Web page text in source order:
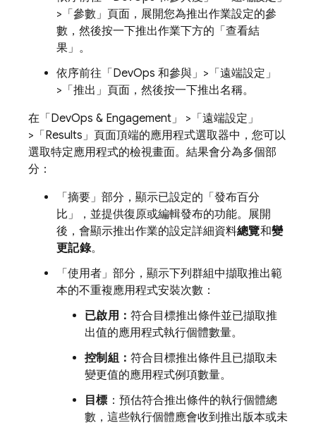
>「參數」 頁面，展開您為推出作業設定的參
數，然後按一下推出作業下方的「查看結
果」 。
依序前往「DevOps 和參與」 >「遠端設定」
>「推出」 頁面，然後按一下推出名稱。
在「DevOps & Engagement」
>「遠端設定」
>「Results」 頁面頂端的應用程式選取器中，您可以
選取特定應用程式的檢視畫面。結果會分為多個部
分：
「摘要」 部分，顯示已設定的「發布百分
比」
，並提供復原或編輯發布的功能。展開
後，會顯示推出作業的設定詳細資料總覽和變
更記錄。
「使用者」 部分，顯示下列群組中擷取推出範
本的不重複應用程式安裝次數：
已啟用： 符合目標推出條件並已擷取推
出值的應用程式執行個體數量。
控制組： 符合目標推出條件且已擷取未
變更值的應用程式例項數量。
目標 ：預估符合推出條件的執行個體總
數，這些執行個體應會收到推出版本或未